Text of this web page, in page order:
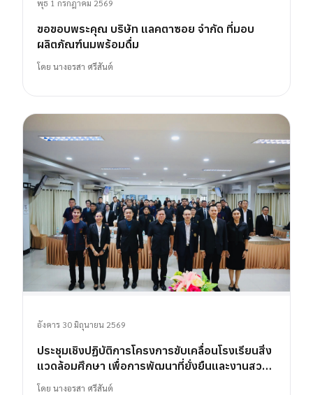
พุธ 1 กรกฎาคม 2569
ขอขอบพระคุณ บริษัท แลคตาซอย จำกัด ที่มอบ
ผลิตภัณฑ์นมพร้อมดื่ม
โดย นางอรสา ศรีสันต์
อังคาร 30 มิถุนายน 2569
ประชุมเชิงปฏิบัติการโครงการขับเคลื่อนโรงเรียนสิ่ง
แวดล้อมศึกษา เพื่อการพัฒนาที่ยั่งยืนและงานสวน
พฤกษศาสตร์โรงเรียน
โดย นางอรสา ศรีสันต์